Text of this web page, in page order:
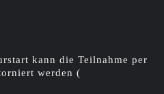
kann die Teilnahme per
werden (